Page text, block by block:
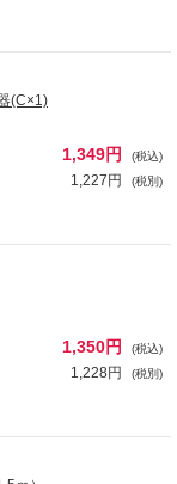
(C×1)
1,349円 (税込)
1,227円 (税別)
1,350円 (税込)
1,228円 (税別)